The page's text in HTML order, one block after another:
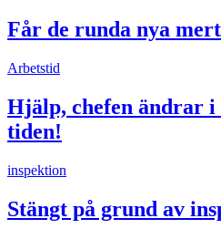
Får de runda nya
Arbetstid
Hjälp, chefen ändrar i
tiden!
inspektion
Stängt på grund av